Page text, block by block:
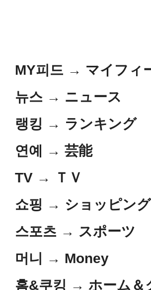
MY피드 → マイフィ
뉴스 → ニュース
랭킹 → ランキング
연예
→ 芸能
TV →
ＴＶ
쇼핑 → ショッピング
스포츠 → スポーツ
머니 → Money
홈&쿠킹 → ホーム＆